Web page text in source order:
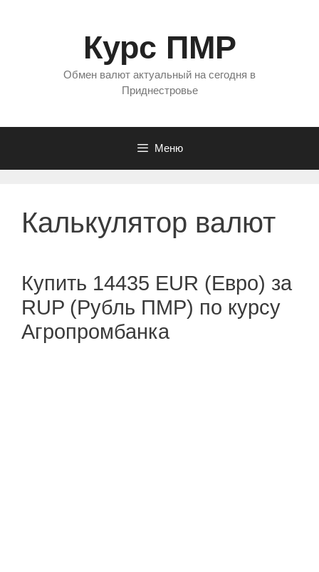
Курс ПМР
Обмен валют актуальный на сегодня в
Приднестровье
Меню
Калькулятор валют
Купить 14435 EUR (Евро) за
RUP (Рубль ПМР) по курсу
Агропромбанка